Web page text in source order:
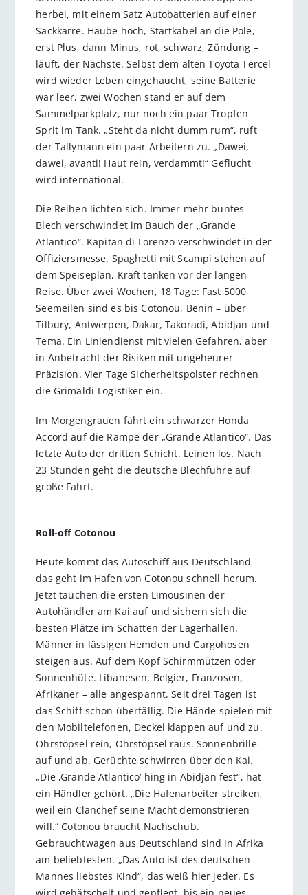
herbei, mit einem Satz Autobatterien auf einer
Sackkarre. Haube hoch, Startkabel an die Pole,
erst Plus, dann Minus, rot, schwarz, Zündung –
läuft, der Nächste. Selbst dem alten Toyota Tercel
wird wieder Leben eingehaucht, seine Batterie
war leer, zwei Wochen stand er auf dem
Sammelparkplatz, nur noch ein paar Tropfen
Sprit im Tank. „Steht da nicht dumm rum“, ruft
der Tallymann ein paar Arbeitern zu. „Dawei,
dawei, avanti! Haut rein, verdammt!“ Geflucht
wird international.
Die Reihen lichten sich. Immer mehr buntes
Blech verschwindet im Bauch der „Grande
Atlantico“. Kapitän di Lorenzo verschwindet in der
Offiziersmesse. Spaghetti mit Scampi stehen auf
dem Speiseplan, Kraft tanken vor der langen
Reise. Über zwei Wochen, 18 Tage: Fast 5000
Seemeilen sind es bis Cotonou, Benin – über
Tilbury, Antwerpen, Dakar, Takoradi, Abidjan und
Tema. Ein Liniendienst mit vielen Gefahren, aber
in Anbetracht der Risiken mit ungeheurer
Präzision. Vier Tage Sicherheitspolster rechnen
die Grimaldi-Logistiker ein.
Im Morgengrauen fährt ein schwarzer Honda
Accord auf die Rampe der „Grande Atlantico“. Das
letzte Auto der dritten Schicht. Leinen los. Nach
23 Stunden geht die deutsche Blechfuhre auf
große Fahrt.
Roll-off Cotonou
Heute kommt das Autoschiff aus Deutschland –
das geht im Hafen von Cotonou schnell herum.
Jetzt tauchen die ersten Limousinen der
Autohändler am Kai auf und sichern sich die
besten Plätze im Schatten der Lagerhallen.
Männer in lässigen Hemden und Cargohosen
steigen aus. Auf dem Kopf Schirmmützen oder
Sonnenhüte. Libanesen, Belgier, Franzosen,
Afrikaner – alle angespannt. Seit drei Tagen ist
das Schiff schon überfällig. Die Hände spielen mit
den Mobiltelefonen, Deckel klappen auf und zu.
Ohrstöpsel rein, Ohrstöpsel raus. Sonnenbrille
auf und ab. Gerüchte schwirren über den Kai.
„Die ‚Grande Atlantico‘ hing in Abidjan fest“, hat
ein Händler gehört. „Die Hafenarbeiter streiken,
weil ein Clanchef seine Macht demonstrieren
will.“ Cotonou braucht Nachschub.
Gebrauchtwagen aus Deutschland sind in Afrika
am beliebtesten. „Das Auto ist des deutschen
Mannes liebstes Kind“, das weiß hier jeder. Es